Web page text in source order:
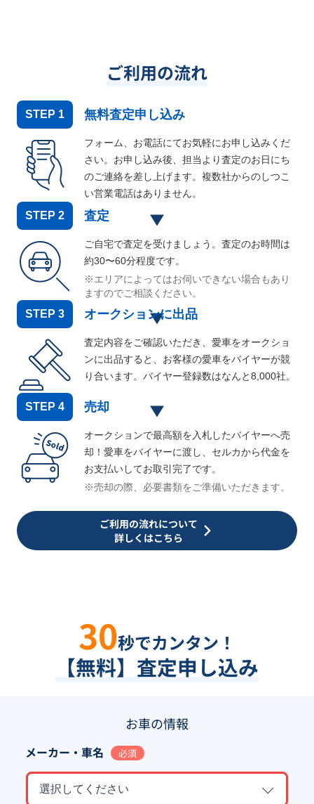
ご利用の流れ
STEP 1 無料査定申し込み
フォーム、お電話にてお気軽にお申し込みくだ
さい。お申し込み後、担当より査定のお日にち
のご連絡を差し上げます。複数社からのしつこ
い営業電話はありません。
STEP 2 査定
ご自宅で査定を受けましょう。査定のお時間は
約30〜60分程度です。
※エリアによってはお伺いできない場合もあり
ますのでご相談ください。
STEP 3 オークションに出品
査定内容をご確認いただき、愛車をオークショ
ンに出品すると、お客様の愛車をバイヤーが競
り合います。バイヤー登録数はなんと8,000社。
STEP 4 売却
オークションで最高額を入札したバイヤーへ売
却！愛車をバイヤーに渡し、セルカから代金を
お支払いしてお取引完了です。
※売却の際、必要書類をご準備いただきます。
ご利用の流れについて
詳しくはこちら
30秒でカンタン！
【無料】査定申し込み
お車の情報
メーカー・車名 必須
選択してください